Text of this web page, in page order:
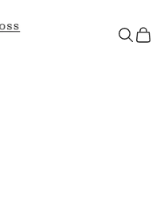
検索カート